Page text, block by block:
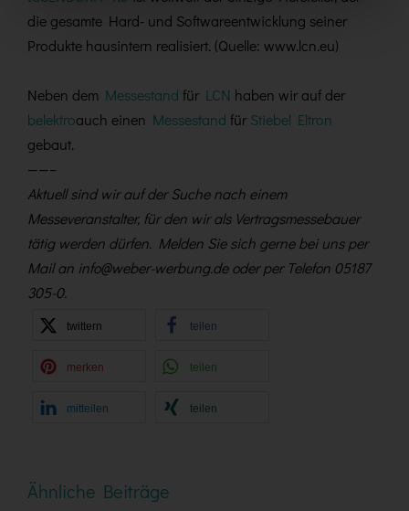
die gesamte Hard- und Softwareentwicklung seiner
Produkte hausintern realisiert. (Quelle: www.lcn.eu)
Neben dem Messestand für LCN haben wir auf der
belektroauch einen Messestand für Stiebel Eltron
gebaut.
——–
Aktuell sind wir auf der Suche nach einem
Messeveranstalter, für den wir als Vertragsmessebauer
tätig werden dürfen. Melden Sie sich gerne bei uns per
Mail an info@weber-werbung.de oder per Telefon 05187
305-0.
twittern teilen
merken teilen
mitteilen teilen
Ähnliche Beiträge